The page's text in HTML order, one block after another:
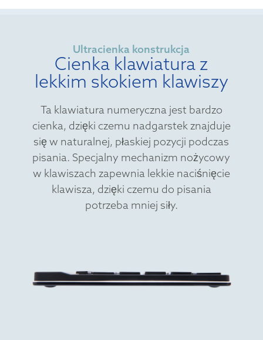
Ultracienka konstrukcja
Cienka klawiatura z
lekkim skokiem klawiszy
Ta klawiatura numeryczna jest bardzo
cienka, dzięki czemu nadgarstek znajduje
się w naturalnej, płaskiej pozycji podczas
pisania. Specjalny mechanizm nożycowy
w klawiszach zapewnia lekkie naciśnięcie
klawisza, dzięki czemu do pisania
potrzeba mniej siły.